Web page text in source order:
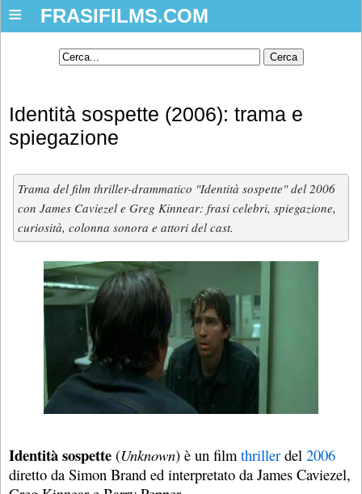
FRASIFILMS.COM
≡
Identità sospette (2006): trama e
spiegazione
Trama del film thriller-drammatico "Identità sospette" del 2006
con James Caviezel e Greg Kinnear: frasi celebri, spiegazione,
curiosità, colonna sonora e attori del cast.
Identità sospette (Unknown) è un film thriller del 2006
diretto da Simon Brand ed interpretato da James Caviezel,